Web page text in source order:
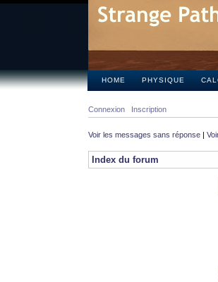
HOME PHYSIQUE
Connexion Inscription
Voir les messages sans réponse |
Index du forum